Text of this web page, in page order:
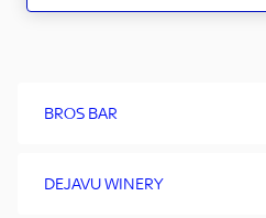
BROS BAR
DEJAVU WINERY